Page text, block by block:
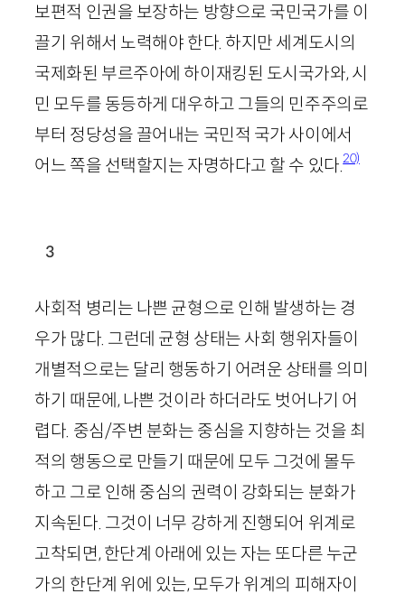
보편적 인권을 보장하는 방향으로 국민국가를 이
끌기 위해서 노력해야 한다. 하지만 세계도시의
국제화된 부르주아에 하이재킹된 도시국가와, 시
민 모두를 동등하게 대우하고 그들의 민주주의로
부터 정당성을 끌어내는 국민적 국가 사이에서
어느 쪽을 선택할지는 자명하다고 할 수 있다.20)
3
사회적 병리는 나쁜 균형으로 인해 발생하는 경
우가 많다. 그런데 균형 상태는 사회 행위자들이
개별적으로는 달리 행동하기 어려운 상태를 의미
하기 때문에, 나쁜 것이라 하더라도 벗어나기 어
렵다. 중심/주변 분화는 중심을 지향하는 것을 최
적의 행동으로 만들기 때문에 모두 그것에 몰두
하고 그로 인해 중심의 권력이 강화되는 분화가
지속된다. 그것이 너무 강하게 진행되어 위계로
고착되면, 한단계 아래에 있는 자는 또다른 누군
가의 한단계 위에 있는, 모두가 위계의 피해자이